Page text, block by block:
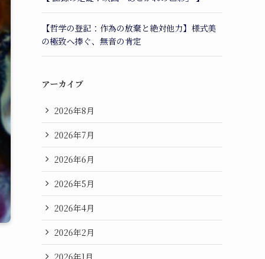
【哲学の登記：作為の放棄と絶対他力】様式美
の極致へ捧ぐ、無音の肯定
アーカイブ
2026年8月
2026年7月
2026年6月
2026年5月
2026年4月
2026年2月
2026年1月